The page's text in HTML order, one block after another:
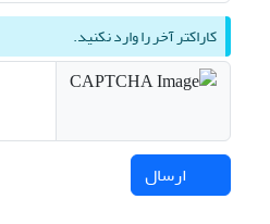
کاراکتر آخر را وارد نکنید.
ارسال